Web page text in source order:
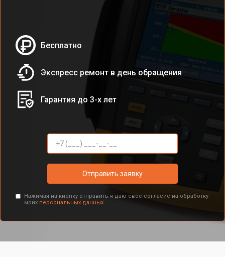
Бесплатно
Экспресс ремонт в день обращения
Гарантия до 3-х лет
Отправить заявку
Нажимая на кнопку отправить я даю свое согласие на обработку
моих персональных данных.